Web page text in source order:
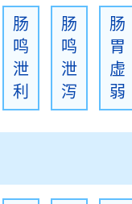
肠
鸣
泄
利
肠
鸣
泄
泻
肠
胃
虚
弱